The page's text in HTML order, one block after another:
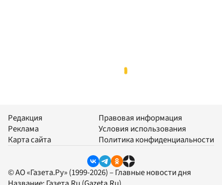
Редакция
Реклама
Карта сайта
Правовая информация
Условия использования
Политика конфиденциальности
© АО «Газета.Ру» (1999-2026) – Главные новости дня